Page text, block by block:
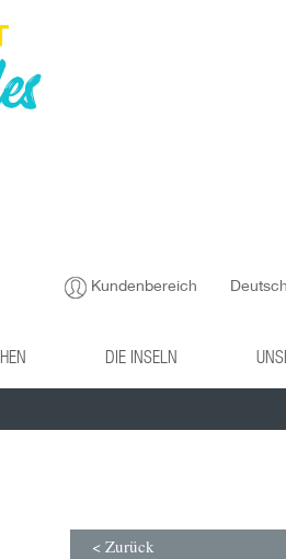
Kundenbereich Deutsch
DIE INSELN
< Zurück